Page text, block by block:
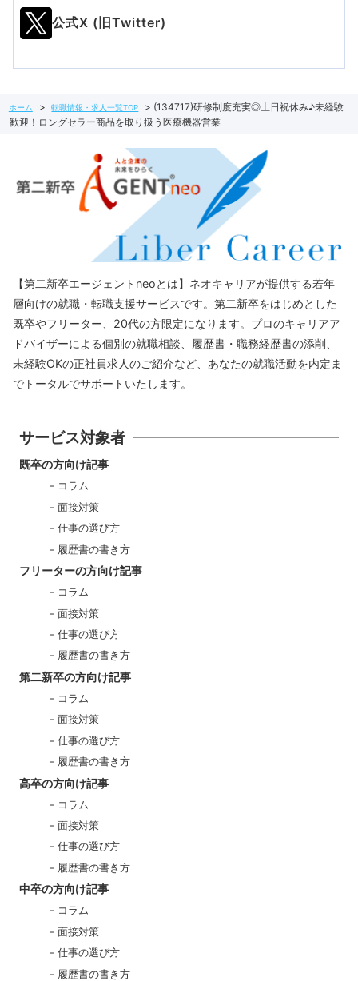
公式X (旧Twitter)
ホーム 転職情報・求人一覧TOP
(134717)研修制度充実◎土日祝休み♪未経験
歓迎！ロングセラー商品を取り扱う医療機器営業
【第二新卒エージェントneoとは】ネオキャリアが提供する若年
層向けの就職・転職支援サービスです。第二新卒をはじめとした
既卒やフリーター、20代の方限定になります。プロのキャリアア
ドバイザーによる個別の就職相談、履歴書・職務経歴書の添削、
未経験OKの正社員求人のご紹介など、あなたの就職活動を内定ま
でトータルでサポートいたします。
サービス対象者
既卒の方向け記事
コラム
面接対策
仕事の選び方
履歴書の書き方
フリーターの方向け記事
コラム
面接対策
仕事の選び方
履歴書の書き方
第二新卒の方向け記事
コラム
面接対策
仕事の選び方
履歴書の書き方
高卒の方向け記事
コラム
面接対策
仕事の選び方
履歴書の書き方
中卒の方向け記事
コラム
面接対策
仕事の選び方
履歴書の書き方